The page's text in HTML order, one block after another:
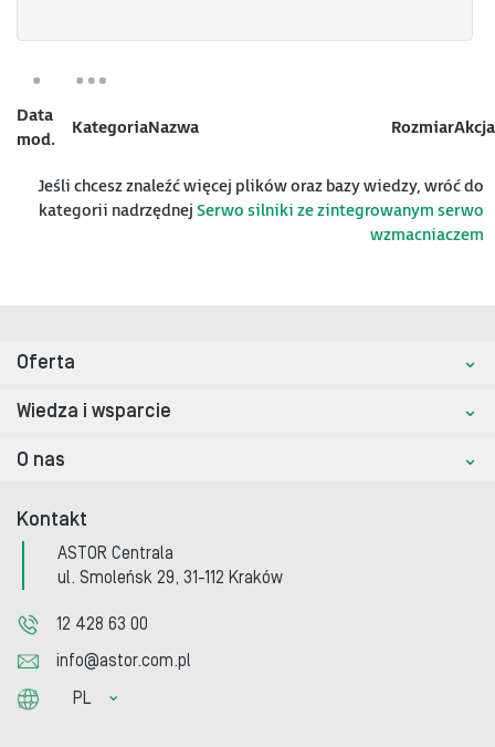
Data
mod.
KategoriaNazwa RozmiarAkcja
Jeśli chcesz znaleźć więcej plików oraz bazy wiedzy, wróć do
kategorii nadrzędnej Serwo silniki ze zintegrowanym serwo
wzmacniaczem
Oferta
Wiedza i wsparcie
O nas
Kontakt
ASTOR Centrala
ul. Smoleńsk 29, 31-112 Kraków
12 428 63 00
info@astor.com.pl
PL